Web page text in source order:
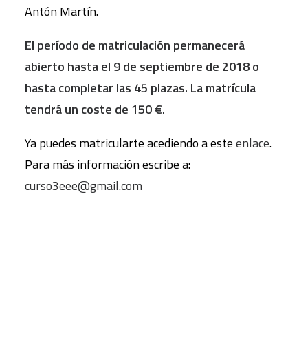
Antón Martín.
El período de matriculación permanecerá
abierto hasta el 9 de septiembre de 2018 o
hasta completar las 45 plazas. La matrícula
tendrá un coste de 150 €.
Ya puedes matricularte acediendo a esteenlace.
Para más información escribe a:
curso3eee@gmail.com